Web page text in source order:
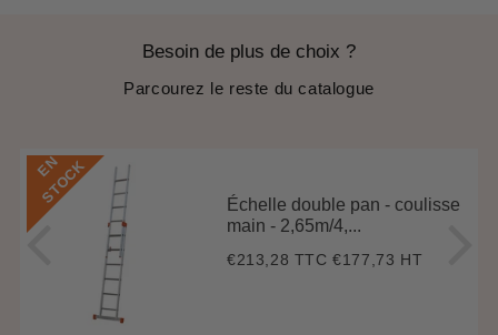
Besoin de plus de choix ?
Parcourez le reste du catalogue
E
N
S
T
O
C
K
Échelle double pan - coulisse
main - 2,65m/4,...
Prix
€213,28 TTC€213,28
€177,73 HT